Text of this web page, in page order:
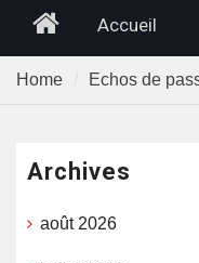
HomeAccueil
Home Echos de
Archives
août 2026